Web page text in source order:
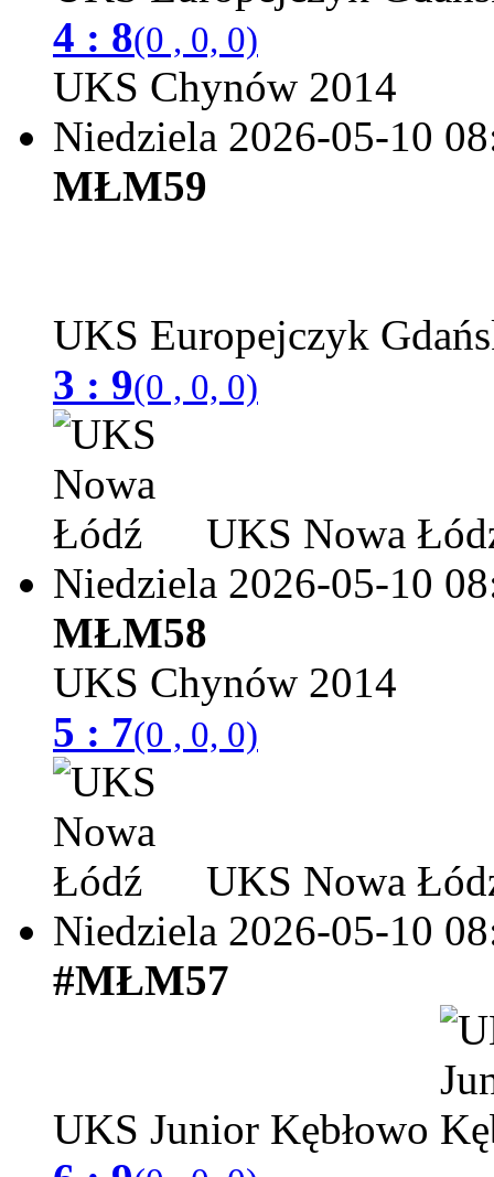
4 : 8(0 , 0, 0)
UKS Chynów 2014
Niedziela 2026-05-10
MŁM59
UKS Europejczyk
3 : 9(0 , 0, 0)
UKS Nowa
Niedziela 2026-05-10
MŁM58
UKS Chynów 2014
5 : 7(0 , 0, 0)
UKS Nowa
Niedziela 2026-05-10
#MŁM57
UKS Junior Kębłowo